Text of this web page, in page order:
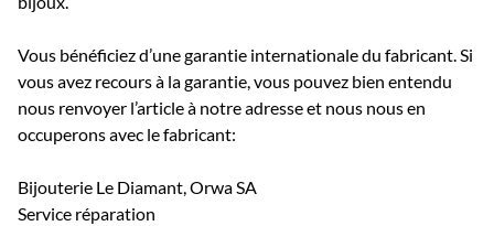
Vous bénéficiez d’une garantie internationale du fabricant. Si
vous avez recours à la garantie, vous pouvez bien entendu
nous renvoyer l’article à notre adresse et nous nous en
occuperons avec le fabricant:
Bijouterie Le Diamant, Orwa SA
Service réparation